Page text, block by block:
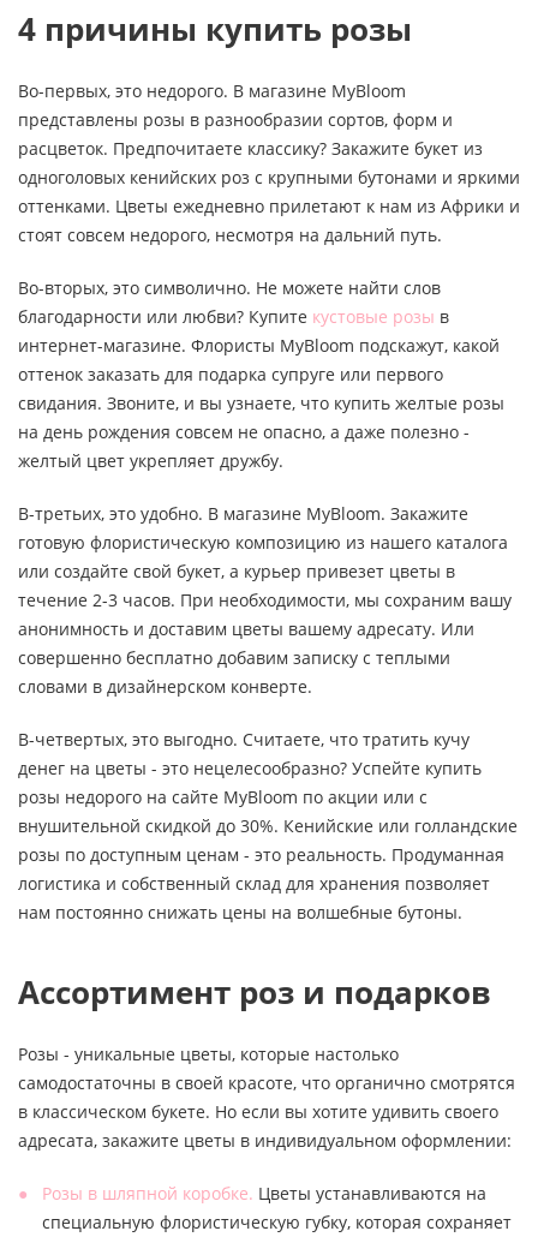
4 причины купить розы
Во-первых, это недорого. В магазине MyBloom
представлены розы в разнообразии сортов, форм и
расцветок. Предпочитаете классику? Закажите букет из
одноголовых кенийских роз с крупными бутонами и яркими
оттенками. Цветы ежедневно прилетают к нам из Африки и
стоят совсем недорого, несмотря на дальний путь.
Во-вторых, это символично. Не можете найти слов
благодарности или любви? Купите кустовые розы в
интернет-магазине. Флористы MyBloom подскажут, какой
оттенок заказать для подарка супруге или первого
свидания. Звоните, и вы узнаете, что купить желтые розы
на день рождения совсем не опасно, а даже полезно -
желтый цвет укрепляет дружбу.
В-третьих, это удобно. В магазине MyBloom. Закажите
готовую флористическую композицию из нашего каталога
или создайте свой букет, а курьер привезет цветы в
течение 2-3 часов. При необходимости, мы сохраним вашу
анонимность и доставим цветы вашему адресату. Или
совершенно бесплатно добавим записку с теплыми
словами в дизайнерском конверте.
В-четвертых, это выгодно. Считаете, что тратить кучу
денег на цветы - это нецелесообразно? Успейте купить
розы недорого на сайте MyBloom по акции или с
внушительной скидкой до 30%. Кенийские или голландские
розы по доступным ценам - это реальность. Продуманная
логистика и собственный склад для хранения позволяет
нам постоянно снижать цены на волшебные бутоны.
Ассортимент роз и подарков
Розы - уникальные цветы, которые настолько
самодостаточны в своей красоте, что органично смотрятся
в классическом букете. Но если вы хотите удивить своего
адресата, закажите цветы в индивидуальном оформлении:
Розы в шляпной коробке. Цветы устанавливаются на
специальную флористическую губку, которая сохраняет